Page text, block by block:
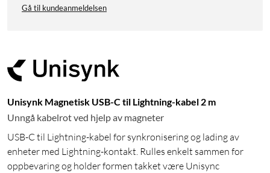
Gå til kundeanmeldelsen
Unisynk Magnetisk USB-C til Lightning-kabel 2 m
Unngå kabelrot ved hjelp av magneter
USB-C til Lightning-kabel for synkronisering og lading av
enheter med Lightning-kontakt. Rulles enkelt sammen for
oppbevaring og holder formen takket være Unisync